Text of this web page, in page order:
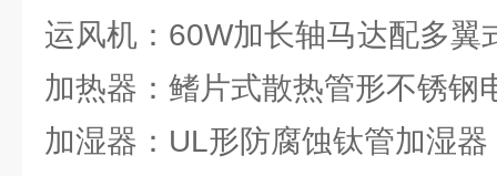
运风机：60W加长轴马达配多翼
加热器：鳍片式散热管形不锈钢
加湿器：UL形防腐蚀钛管加湿器